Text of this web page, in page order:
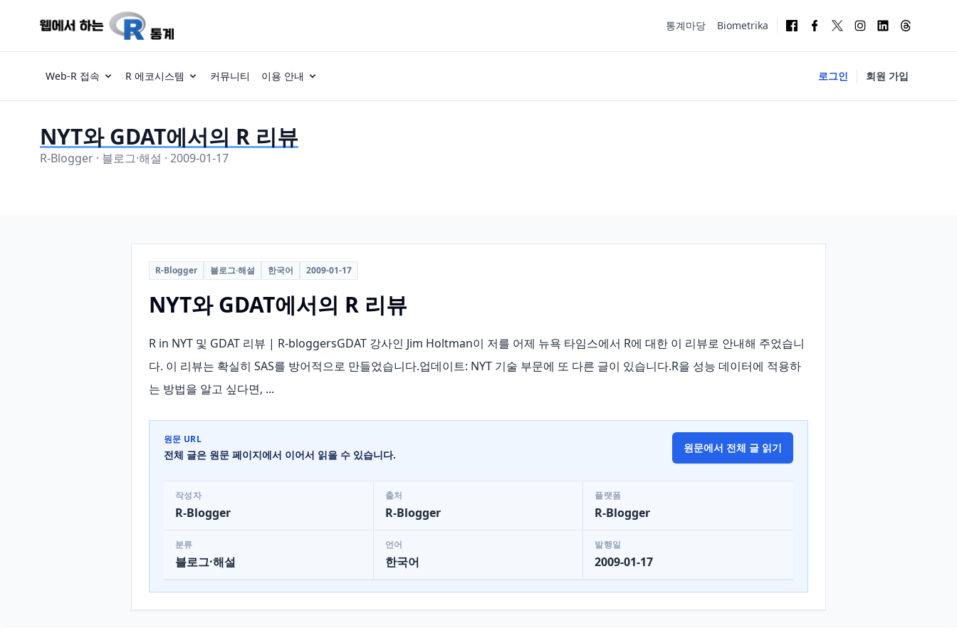
통계마당 Biometrika
Web-R 접속 R 에코시스템 커뮤니티 이용 안내 로그인 회원 가입
NYT와 GDAT에서의 R 리뷰
R-Blogger · 블로그·해설 · 2009-01-17
R-Blogger 블로그·해설 한국어 2009-01-17
NYT와 GDAT에서의 R 리뷰
R in NYT 및 GDAT 리뷰 | R-bloggersGDAT 강사인 Jim Holtman이 저를 어제 뉴욕 타임스에서 R에 대한 이 리뷰로 안내해 주었습니
다. 이 리뷰는 확실히 SAS를 방어적으로 만들었습니다.업데이트: NYT 기술 부문에 또 다른 글이 있습니다.R을 성능 데이터에 적용하
는 방법을 알고 싶다면, ...
원문 URL
전체 글은 원문 페이지에서 이어서 읽을 수 있습니다.
원문에서 전체 글 읽기
작성자
R-Blogger
출처
R-Blogger
플랫폼
R-Blogger
분류
블로그·해설
언어
한국어
발행일
2009-01-17